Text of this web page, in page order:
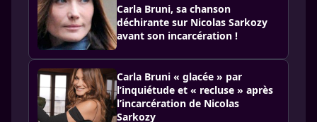
Carla Bruni, sa chanson
déchirante sur Nicolas Sarkozy
avant son incarcération !
Carla Bruni « glacée » par
l’inquiétude et « recluse » après
l’incarcération de Nicolas
Sarkozy